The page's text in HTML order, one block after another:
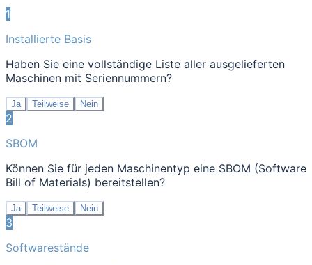
1
Installierte Basis
Haben Sie eine vollständige Liste aller ausgelieferten
Maschinen mit Seriennummern?
Ja Teilweise Nein
2
SBOM
Können Sie für jeden Maschinentyp eine SBOM (Software
Bill of Materials) bereitstellen?
Ja Teilweise Nein
3
Softwarestände